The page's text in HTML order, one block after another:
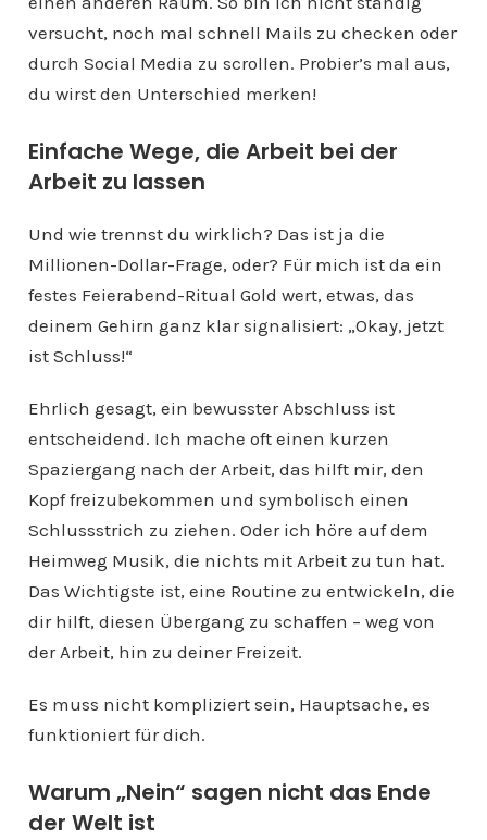
versucht, noch mal schnell Mails zu checken oder
durch Social Media zu scrollen. Probier’s mal aus,
du wirst den Unterschied merken!
Einfache Wege, die Arbeit bei der
Arbeit zu lassen
Und wie trennst du wirklich? Das ist ja die
Millionen-Dollar-Frage, oder? Für mich ist da ein
festes Feierabend-Ritual Gold wert, etwas, das
deinem Gehirn ganz klar signalisiert: „Okay, jetzt
ist Schluss!“
Ehrlich gesagt, ein bewusster Abschluss ist
entscheidend. Ich mache oft einen kurzen
Spaziergang nach der Arbeit, das hilft mir, den
Kopf freizubekommen und symbolisch einen
Schlussstrich zu ziehen. Oder ich höre auf dem
Heimweg Musik, die nichts mit Arbeit zu tun hat.
Das Wichtigste ist, eine Routine zu entwickeln, die
dir hilft, diesen Übergang zu schaffen – weg von
der Arbeit, hin zu deiner Freizeit.
Es muss nicht kompliziert sein, Hauptsache, es
funktioniert für dich.
Warum „Nein“ sagen nicht das Ende
der Welt ist